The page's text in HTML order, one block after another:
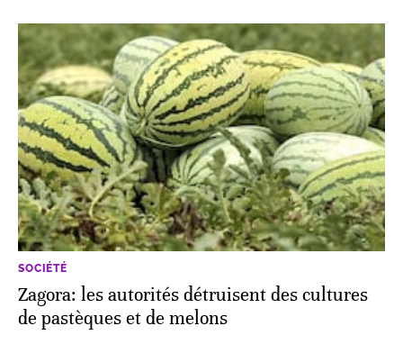
SOCIÉTÉ
Zagora: les autorités détruisent des cultures
de pastèques et de melons